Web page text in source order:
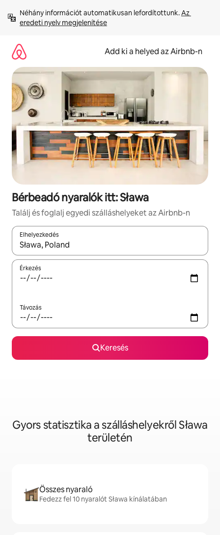
tartalomra
Néhány információt automatikusan lefordítottunk. Az
eredeti nyelv megjelenítése
Add ki a helyed az Airbnb-n
Bérbeadó nyaralók itt: Sława
Találj és foglalj egyedi szálláshelyeket az Airbnb-n
Elhelyezkedés
Az eredmények között a felfelé és a lefelé nyíllal
Érkezés
Távozás
Keresés
Gyors statisztika a szálláshelyekről Sława
területén
Összes nyaraló
Fedezz fel 10 nyaralót Sława kínálatában